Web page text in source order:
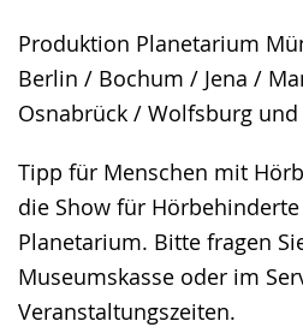
Produktion Planetarium
Berlin / Bochum / Jena /
Osnabrück / Wolfsburg und
Tipp für Menschen mit
die Show für
Planetarium. Bitte fragen
Museumskasse oder im
Veranstaltungszeiten.